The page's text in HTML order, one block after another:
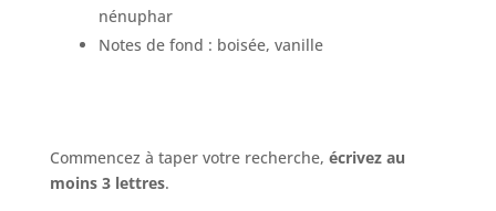
nénuphar
Notes de fond : boisée, vanille
Commencez à taper votre recherche, écrivez au
moins 3 lettres.